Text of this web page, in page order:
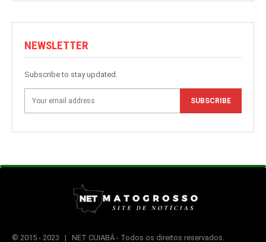
NEWSLETTER
Subscribe to stay updated.
SUBSCRIBE
© 2015 - 2023 | NET CUIABÁ - Todos os direitos reservados.